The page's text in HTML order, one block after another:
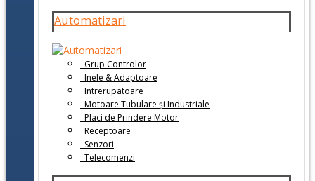
Automatizari
Grup Controlor
Inele & Adaptoare
Intrerupatoare
Motoare Tubulare și Industriale
Placi de Prindere Motor
Receptoare
Senzori
Telecomenzi